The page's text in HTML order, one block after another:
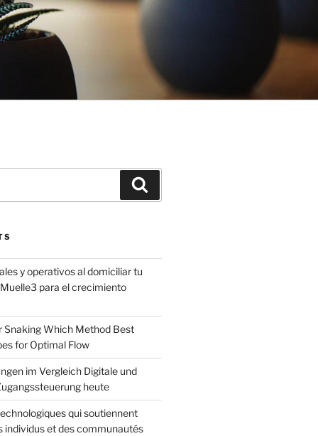
y operativos al domiciliar tu
para el crecimiento
Snaking Which Method Best
for Optimal Flow
im Vergleich Digitale und
heute
qui soutiennent
individus et des communautés